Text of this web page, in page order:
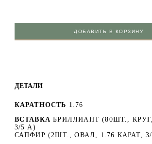
ДОБАВИТЬ В КОРЗИНУ
ДЕТАЛИ
КАРАТНОСТЬ 1.76
ВСТАВКА БРИЛЛИАНТ (80ШТ., КРУГ,
3/5 А)
САПФИР (2ШТ., ОВАЛ, 1.76 КАРАТ, 3/